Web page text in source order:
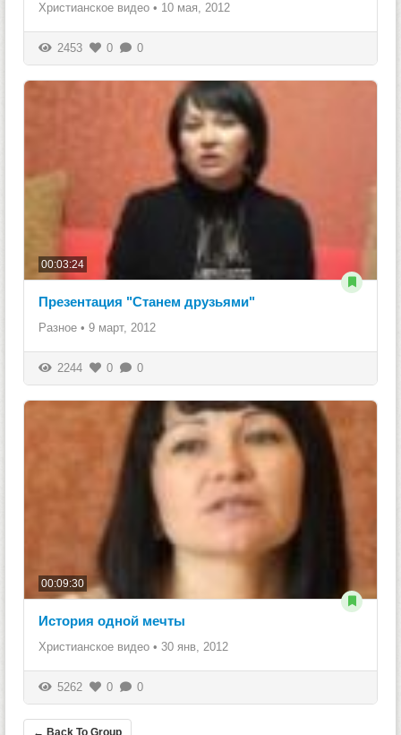
Христианское видео • 10 мая, 2012
2453 0 0
00:03:24
Презентация "Станем друзьями"
Разное • 9 март, 2012
2244 0 0
00:09:30
История одной мечты
Христианское видео • 30 янв, 2012
5262 0 0